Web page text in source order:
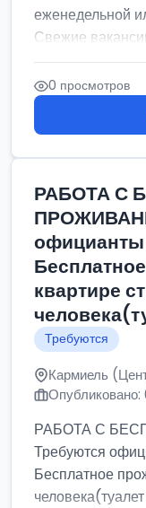
еженедельной
Свежие
0 просмотров
РАБОТА С
официанты
квартире
Требуются
Кармиель
РАБОТА С
Требуются
Бесплатное